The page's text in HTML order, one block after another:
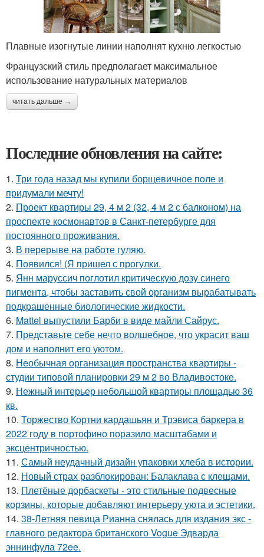
Плавные изогнутые линии наполнят кухню легкостью
Французский стиль предполагает максимальное
использование натуральных материалов
читать дальше →
Последние обновления на сайте:
1. Три года назад мы купили борщевичное поле и
придумали мечту!
2. Проект квартиры 29, 4 м 2 (32, 4 м 2 с балконом) на
проспекте космонавтов в Санкт-петербурге для
постоянного проживания.
3. В перерыве на работе гуляю.
4. Появился! (Я пришел с прогулки.
5. Янн маруссич поглотил критическую дозу синего
пигмента, чтобы заставить свой организм вырабатывать
подкрашенные биологические жидкости.
6. Mattel выпустили Барби в виде майли Сайрус.
7. Представьте себе нечто волшебное, что украсит ваш
дом и наполнит его уютом.
8. Необычная организация пространства квартиры -
студии типовой планировки 29 м 2 во Владивостоке.
9. Нежный интерьер небольшой квартиры площадью 36
кв.
10. Торжество Кортни кардашьян и Трэвиса баркера в
2022 году в портофино поразило масштабами и
эксцентричностью.
11. Самый неудачный дизайн упаковки хлеба в истории.
12. Новый страх разблокирован: Балаклава с клещами.
13. Плетёные дорбаскеты - это стильные подвесные
корзины, которые добавляют интерьеру уюта и эстетики.
14. 38-Летняя певица Рианна снялась для издания экс -
главного редактора британского Vogue Эдварда
эннинфула 72ee.